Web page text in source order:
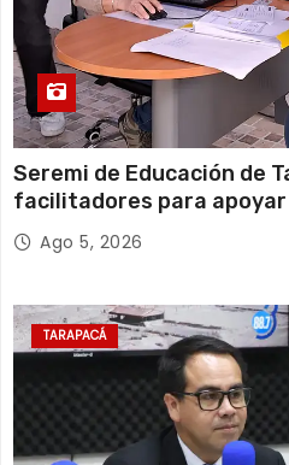
Seremi de Educación de
facilitadores para
Escolar 2027
Ago 5, 2026
TARAPACÁ